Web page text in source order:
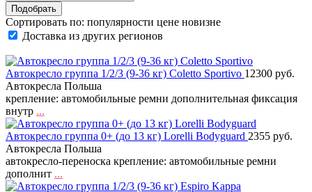
Сортировать по: популярности цене новизне
Доставка из других регионов
Автокресло группа 1/2/3 (9-36 кг) Coletto Sportivo 12300 руб.
Автокресла Польша
крепление: автомобильные ремни дополнительная фиксация
внутр ...
Автокресло группа 0+ (до 13 кг) Lorelli Bodyguard 2355 руб.
Автокресла Польша
автокресло-переноска крепление: автомобильные ремни
дополнит ...